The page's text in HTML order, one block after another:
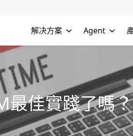
解决方案 Agent
最佳實踐了嗎？